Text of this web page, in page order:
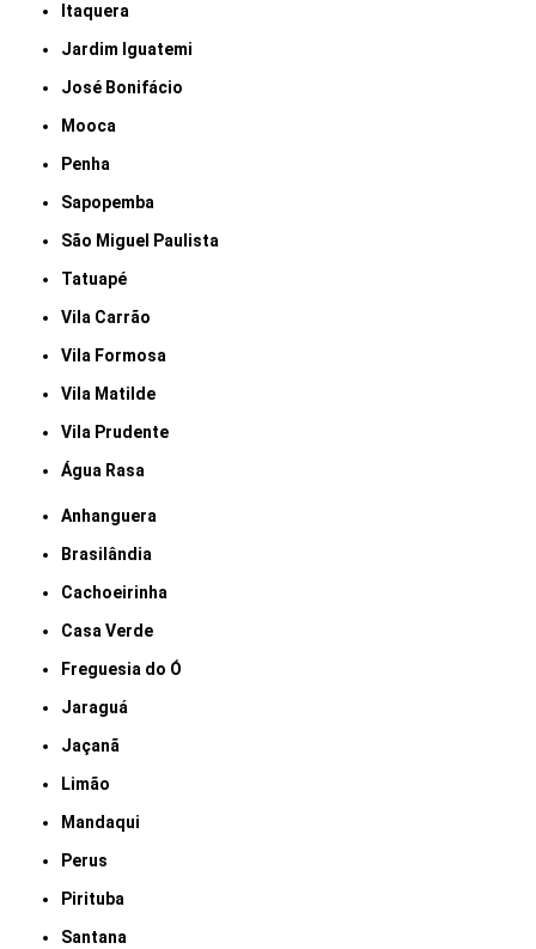
Itaquera
Jardim Iguatemi
José Bonifácio
Mooca
Penha
Sapopemba
São Miguel Paulista
Tatuapé
Vila Carrão
Vila Formosa
Vila Matilde
Vila Prudente
Água Rasa
Anhanguera
Brasilândia
Cachoeirinha
Casa Verde
Freguesia do Ó
Jaraguá
Jaçanã
Limão
Mandaqui
Perus
Pirituba
Santana